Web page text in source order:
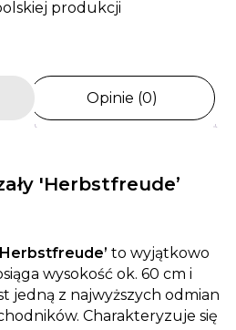
produkcji
Opinie (0)
'Herbstfreude’
to wyjątkowo
wysokość ok. 60 cm i
jedną z najwyższych odmian
Charakteryzuje się